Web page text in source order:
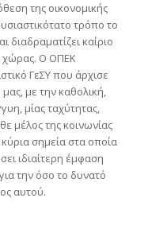
της οικονομικής
τρόπο το
καίριο
χώρας. Ο ΟΠΕΚ
ΓεΣΥ που άρχισε
με την καθολική,
μίας ταχύτητας,
μέλος της κοινωνίας
σημεία στα οποία
ιδιαίτερη έμφαση
την όσο το δυνατό
αυτού.